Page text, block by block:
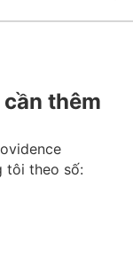
thêm
tôi theo số: